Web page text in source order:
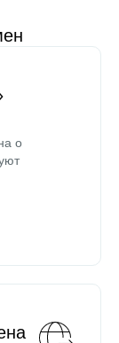
о